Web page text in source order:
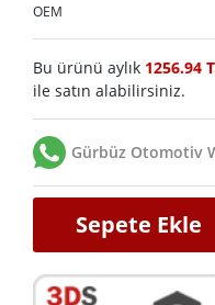
OEM
Bu ürünü aylık 1256.94
ile satın alabilirsiniz.
Gürbüz Otomotiv
Sepete Ekle